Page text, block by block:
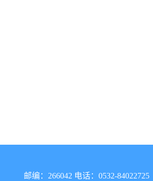
邮编：266042 电话：0532-84022725